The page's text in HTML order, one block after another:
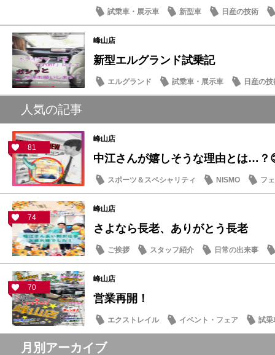
試乗車・展示車 新型車 日産の技術
峰山店
新型エルグランド試乗記
エルグランド 試乗車・展示車
日産の技
スタッフ紹介
人気の記事
81
峰山店
中江さんが嬉しそうな理由とは…？
スポーツ＆スペシャリティ NISMO
フ
スタッフ紹介
74
峰山店
さよなら長老、ありがとう長老
ご挨拶 スタッフ紹介 日常の出来事
70
峰山店
営業再開！
エクストレイル イベント・フェア
試乗
記念品・プレゼント
営業日・店休日
月別アーカイブ